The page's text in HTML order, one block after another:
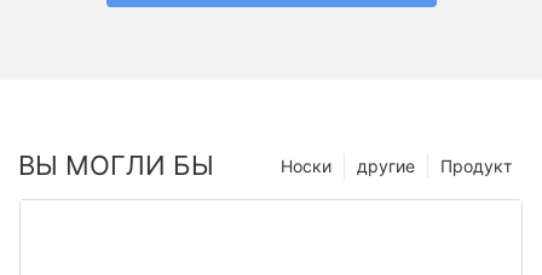
ВЫ МОГЛИ БЫ Продукт
другие
Носки